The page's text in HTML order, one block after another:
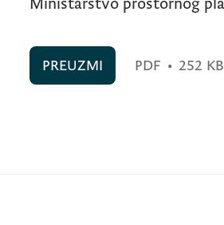
Ministarstvo prostornog
PREUZMI PDF • 252 KB